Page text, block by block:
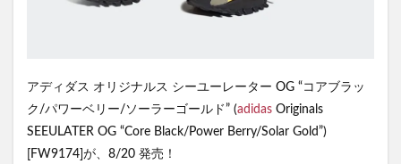
アディダス オリジナルス シーユーレーター OG “コアブラッ
ク/パワーベリー/ソーラーゴールド” (adidas Originals
SEEULATER OG “Core Black/Power Berry/Solar Gold”)
[FW9174]が、8/20 発売！